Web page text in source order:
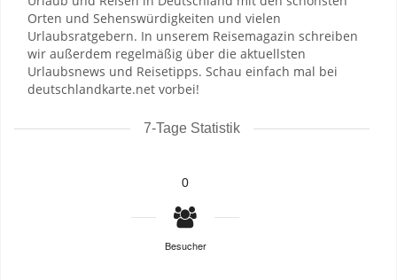
Orten und Sehenswürdigkeiten und vielen
Urlaubsratgebern. In unserem Reisemagazin schreiben
wir außerdem regelmäßig über die aktuellsten
Urlaubsnews und Reisetipps. Schau einfach mal bei
deutschlandkarte.net vorbei!
7-Tage Statistik
0
Besucher